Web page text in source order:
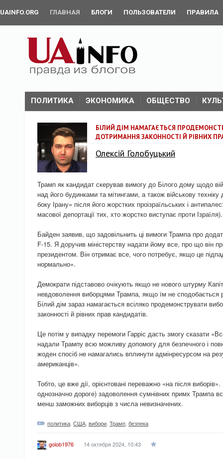
UAINFO.ORG ГЛАВНАЯ БЛОГИ ПОЛЬЗОВАТЕЛИ ПРАВИЛА
ПОЛИТИКА ЭКОНОМИКА ОБЩЕСТВО
БІЛИЙ ДІМ НАМАГАЄТЬСЯ
ДОТРИМАННЯ ЗАКОННОСТІ Й РІВНИХ
Олексій Голобуцький
Трамп як кандидат скерував вимогу до Білого дому щодо
над його будинками та мітингами, а також військову
боку Ірану» після його жорстких проізраїльських і
масової депортації тих, хто жорстко виступає проти Ізраїля).
Байден заявив, що задовільнить ці вимоги Трампа про
F-15. Я доручив міністерству надати йому все, про що він
президентом. Він отримає все, чого потребує, якщо це
нормально».
Демократи підставово очікують якщо не нового штурму
невдоволення виборцями Трампа, якщо їм не сподобається
Білий дім зараз намагається всіляко продемонструвати
законності й рівних прав кандидатів.
Це потім у випадку перемоги Гарріс дасть змогу сказати
надали Трампу всю можливу допомогу для безпечного і
жоден спосіб не намагались вплинути адмінресурсом на
американців».
Тобто, це вже дії, орієнтовані переважно «на після
однозначно дороге) задоволення сумнівних примх Трампа
менш заможних виборців з числа невизначених.
политика США вибори Трамп безпека
golob1976 14 октября 2024, 10:43